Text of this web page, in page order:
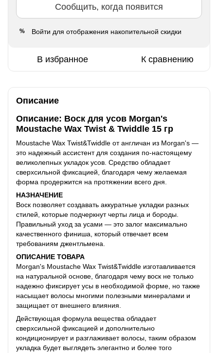
Сообщить, когда появится
% Войти для отображения накопительной скидки
В избранное К сравнению
Описание
Описание: Воск для усов Morgan's
Moustache Wax Twist & Twiddle 15 гр
Moustache Wax Twist&Twiddle от англичан из Morgan's —
это надежный ассистент для создания по-настоящему
великолепных укладок усов. Средство обладает
сверхсильной фиксацией, благодаря чему желаемая
форма продержится на протяжении всего дня.
НАЗНАЧЕНИЕ
Воск позволяет создавать аккуратные укладки разных
стилей, которые подчеркнут черты лица и бороды.
Правильный уход за усами — это залог максимально
качественного финиша, который отвечает всем
требованиям джентльмена.
ОПИСАНИЕ ТОВАРА
Morgan's Moustache Wax Twist&Twiddle изготавливается
на натуральной основе, благодаря чему воск не только
надежно фиксирует усы в необходимой форме, но также
насыщает волосы многими полезными минералами и
защищает от внешнего влияния.
Действующая формула вещества обладает
сверхсильной фиксацией и дополнительно
кондиционирует и разглаживает волосы, таким образом
укладка будет выглядеть элегантно и более того